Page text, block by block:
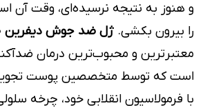
و هنوز به نتیجه نرسیده‌ای، وقت آن
را بیرون بکشی. ژل ضد جوش دیفرین ۳۰ میلی‌لیتر
معتبرترین و محبوب‌ترین درمان
است که توسط متخصصین پوست
با فرمولاسیون انقلابی خود، چرخه